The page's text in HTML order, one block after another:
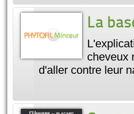
La
cheveux
d'aller contre leur